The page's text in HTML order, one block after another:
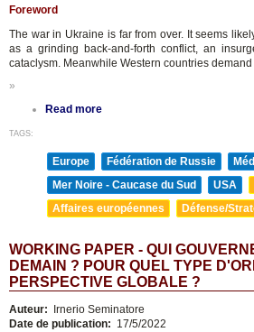
Foreword
The war in Ukraine is far from over. It seems
as a grinding back-and-forth conflict, an
cataclysm. Meanwhile Western countries
»
Read more
TAGS:
Europe Fédération de Russie
Mer Noire - Caucase du Sud
USA
Affaires européennes
Défense/
WORKING PAPER - QUI
DEMAIN ? POUR QUEL TYPE
PERSPECTIVE GLOBALE ?
Auteur:
Irnerio Seminatore
Date de publication: 17/5/2022